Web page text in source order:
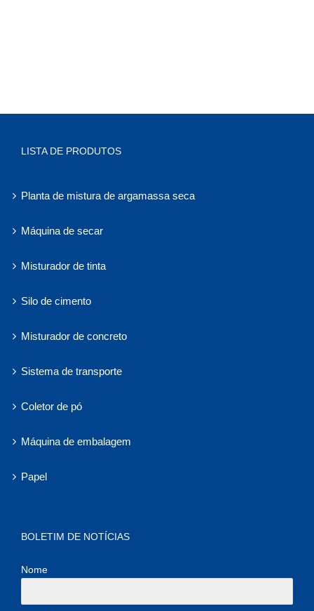
LISTA DE PRODUTOS
Planta de mistura de argamassa seca
Máquina de secar
Misturador de tinta
Silo de cimento
Misturador de concreto
Sistema de transporte
Coletor de pó
Máquina de embalagem
Papel
BOLETIM DE NOTÍCIAS
Nome